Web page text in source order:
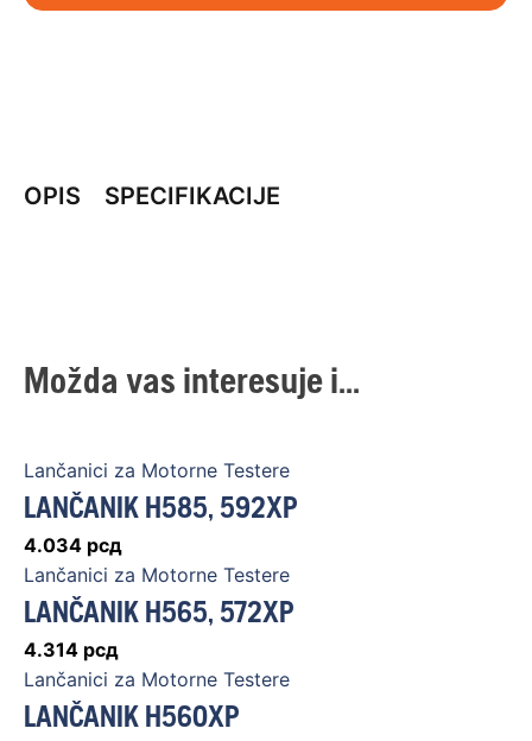
OPIS SPECIFIKACIJE
Možda vas interesuje i...
Lančanici za Motorne Testere
LANČANIK H585, 592XP
4.034 рсд
Lančanici za Motorne Testere
LANČANIK H565, 572XP
4.314 рсд
Lančanici za Motorne Testere
LANČANIK H560XP